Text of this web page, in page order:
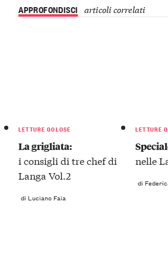
APPROFONDISCI articoli correlati
LETTURE GOLOSE
La grigliata:
i consigli di tre chef di
Langa Vol.2
di Luciano Faia
LETTURE
nelle
di